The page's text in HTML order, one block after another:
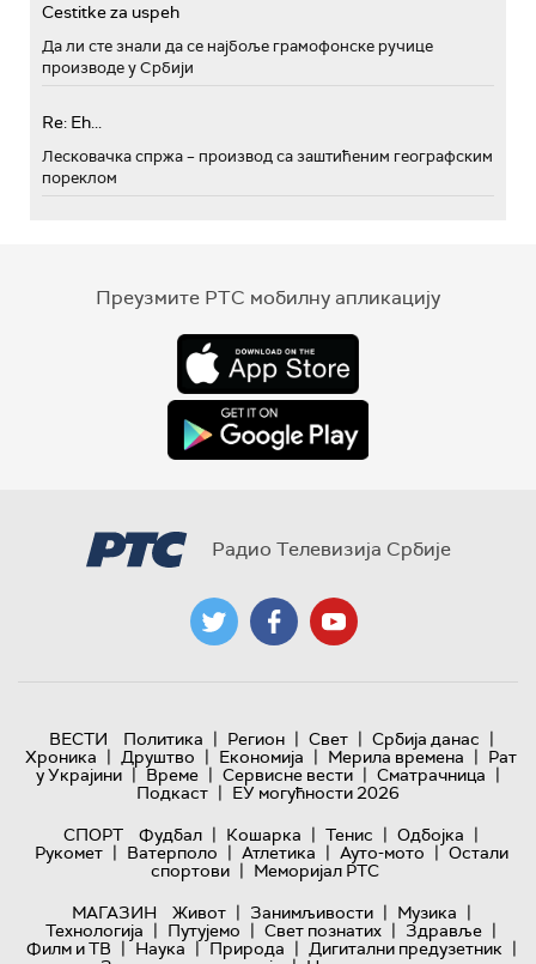
Cestitke za uspeh
Да ли сте знали да се најбоље грамофонске ручице
производе у Србији
Re: Eh...
Лесковачка спржа – производ са заштићеним географским
пореклом
Преузмите РТС мобилну апликацију
Радио Телевизија Србије
ВЕСТИ Политика | Регион | Свет | Србија данас |
Хроника | Друштво | Економија | Мерила времена | Рат
у Украјини | Време | Сервисне вести | Сматрачница |
Подкаст | ЕУ могућности 2026
СПОРТ
Фудбал | Кошарка | Тенис | Одбојка |
Рукомет | Ватерполо | Атлетика | Ауто-мото | Остали
спортови | Меморијал РТС
МАГАЗИН
Живот | Занимљивости | Музика |
Технологијa | Путујемо | Свет познатих | Здравље |
Филм и ТВ | Наука | Природа | Дигитални предузетник |